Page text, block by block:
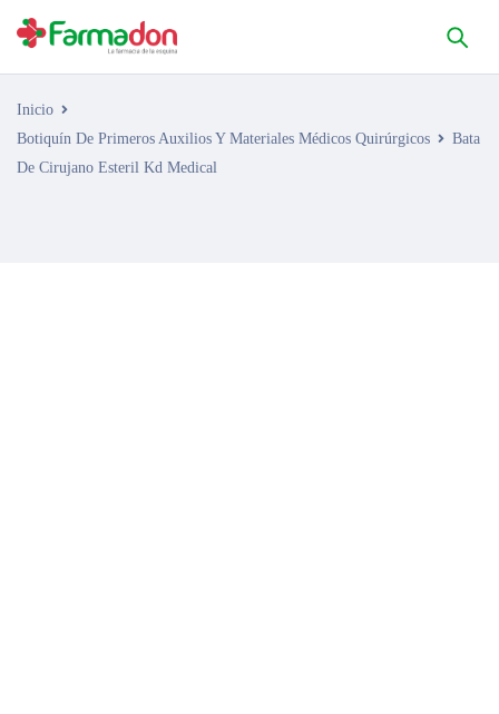
Inicio
Botiquín De Primeros Auxilios Y Materiales Médicos Quirúrgicos
Bata
De Cirujano Esteril Kd Medical